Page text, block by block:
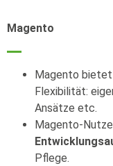
Magento
Magento
Flexibilität:
Ansätze etc.
Magento-
Pflege.